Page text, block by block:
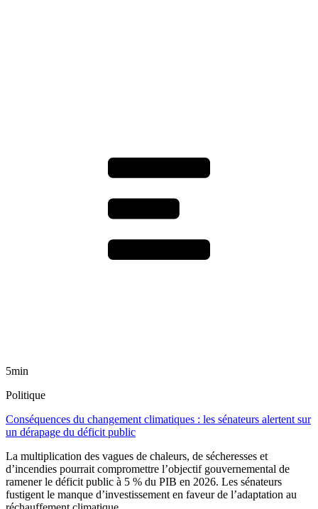
5min
Politique
Conséquences du changement climatiques : les sénateurs alertent sur
un dérapage du déficit public
La multiplication des vagues de chaleurs, de sécheresses et
d’incendies pourrait compromettre l’objectif gouvernemental de
ramener le déficit public à 5 % du PIB en 2026. Les sénateurs
fustigent le manque d’investissement en faveur de l’adaptation au